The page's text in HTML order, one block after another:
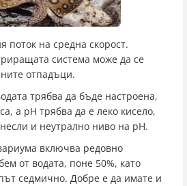
поток на средна скорост.
система може да се
отпадъци.
трябва да бъде настроена,
а pH трябва да е леко кисело,
и неутрално ниво на pH.
включва редовно
от водата, поне 50%, като
седмично. Добре е да имате и